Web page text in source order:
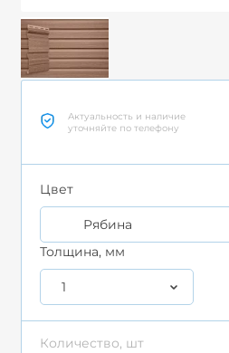
Актуальность и наличие
уточняйте по телефону
Цвет
Рябина
Толщина, мм
1
Количество, шт